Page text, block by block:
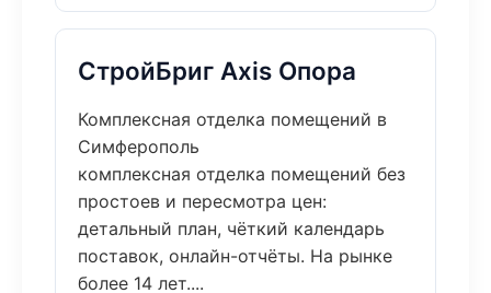
СтройБриг Axis Опора
Комплексная отделка помещений в
Симферополь
комплексная отделка помещений без
простоев и пересмотра цен:
детальный план, чёткий календарь
поставок, онлайн-отчёты. На рынке
более 14 лет....